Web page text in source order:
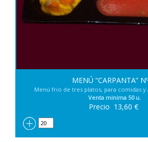
MENÚ “CARPANTA”
Menú frio de tres platos, para comidas y
Venta minima 50 u.
Precio 13,60 €